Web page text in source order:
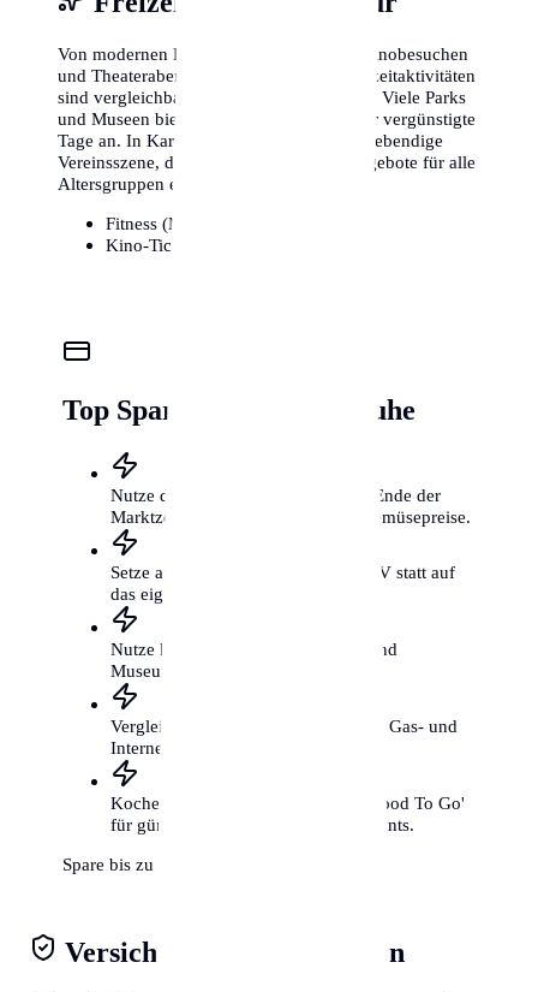
Von modernen Fitnessstudios bis hin zu Kinobesuchen
und Theaterabenden – die Kosten für Freizeitaktivitäten
sind vergleichbar mit anderen Metropolen. Viele Parks
und Museen bieten zudem kostenlose oder vergünstigte
Tage an. In Karlsruhe gibt es zudem eine lebendige
Vereinsszene, die kostengünstige Sportangebote für alle
Altersgruppen ermöglicht.
Fitness (Monat):
Kino-Ticket:
Top Spartipps für Karlsruhe
Nutze die Wochenmärkte kurz vor Ende der
Marktzeit für günstige Obst- und Gemüsepreise.
Setze auf das Fahrrad und den ÖPNV statt auf
das eigene Auto.
Nutze kostenfreie Kulturangebote und
Museumstage.
Vergleiche regelmäßig deine Strom-, Gas- und
Internetverträge.
Koche öfter selbst und nutze 'Too Good To Go'
für günstige Mahlzeiten aus Restaurants.
Spare bis zu 300€ mtl.
Versicherungen & Abgaben